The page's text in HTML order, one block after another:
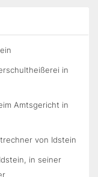
in
Amtsgericht in
von Idstein
in seiner